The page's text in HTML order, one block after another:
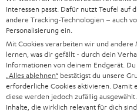
d
u
n
g
SOUNDBAR
STEREO
SMART HOME
BLUETOOTH-LAUTSPRECHER
KARRIERE
PRESSE & MARKETING
GESCHÄFTSKUNDEN
PARTNERPROGRAMM
Teufel Onlineshops
DEUTSCHLAND
ÖSTERREICH
SCHWEIZ
Interessen passt. Dafür nutzt Teufel auf
andere Tracking-Technologien – auch
Personalisierung ein.
Mit Cookies verarbeiten wir und
lernen, was dir gefällt - durch dein
Informationen von deinem Endgerät.
„Alles ablehnen“ bestätigst du unsere
erforderliche Cookies aktivieren. Damit
diese werden jedoch zufällig
Inhalte, die wirklich relevant für dich